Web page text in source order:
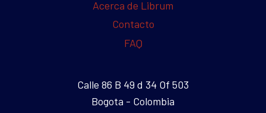
Acerca de Librum
Contacto
FAQ
Calle 86 B 49 d 34 Of 503
Bogota - Colombia